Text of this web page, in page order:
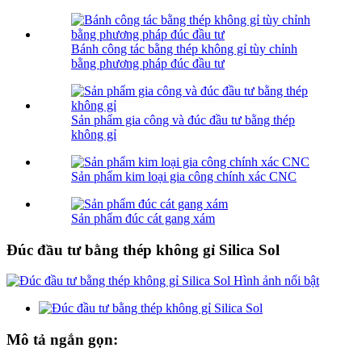
Bánh công tác bằng thép không gỉ tùy chỉnh
bằng phương pháp đúc đầu tư
Sản phẩm gia công và đúc đầu tư bằng thép
không gỉ
Sản phẩm kim loại gia công chính xác CNC
Sản phẩm đúc cát gang xám
Đúc đầu tư bằng thép không gỉ Silica Sol
Mô tả ngắn gọn: